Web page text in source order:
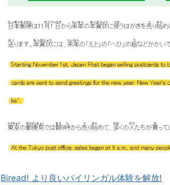
Biread! より良いバイリンガル体験を解放!